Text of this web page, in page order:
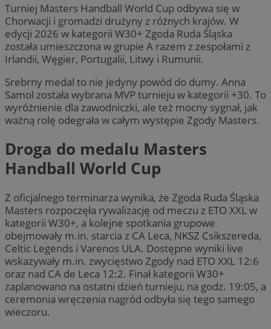
Turniej Masters Handball World Cup odbywa się w
Chorwacji i gromadzi drużyny z różnych krajów. W
edycji 2026 w kategorii W30+ Zgoda Ruda Śląska
została umieszczona w grupie A razem z zespołami z
Irlandii, Węgier, Portugalii, Litwy i Rumunii.
Srebrny medal to nie jedyny powód do dumy. Anna
Samol została wybrana MVP turnieju w kategorii +30. To
wyróżnienie dla zawodniczki, ale też mocny sygnał, jak
ważną rolę odegrała w całym występie Zgody Masters.
Droga do medalu Masters
Handball World Cup
Z oficjalnego terminarza wynika, że Zgoda Ruda Śląska
Masters rozpoczęła rywalizację od meczu z ETO XXL w
kategorii W30+, a kolejne spotkania grupowe
obejmowały m.in. starcia z CA Leca, NKSZ Csikszereda,
Celtic Legends i Varenos ULA. Dostępne wyniki live
wskazywały m.in. zwycięstwo Zgody nad ETO XXL 12:6
oraz nad CA de Leca 12:2. Finał kategorii W30+
zaplanowano na ostatni dzień turnieju, na godz. 19:05, a
ceremonia wręczenia nagród odbyła się tego samego
wieczoru.